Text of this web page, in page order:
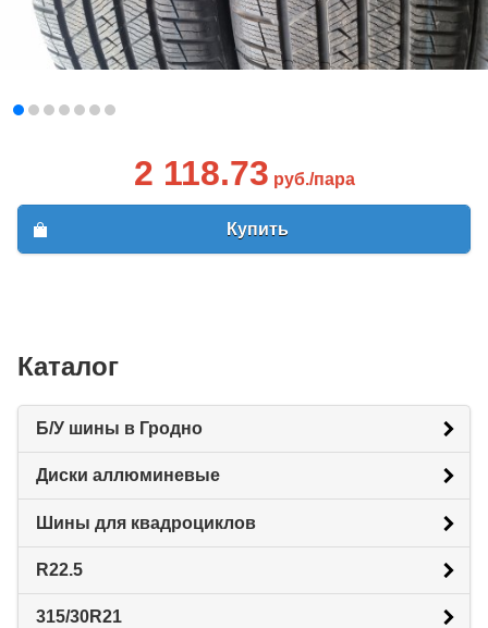
2 118.73 руб./пара
Купить
Каталог
Б/У шины в Гродно
Диски аллюминевые
Шины для квадроциклов
R22.5
315/30R21